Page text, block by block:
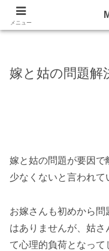
忙しい女性の応援WEBママプリ
嫁と姑の問題解
嫁と姑の問題が要因
少なくないと言われて
お嫁さんも初めから
はありませんが、姑
て心理的負荷となって
メニュー